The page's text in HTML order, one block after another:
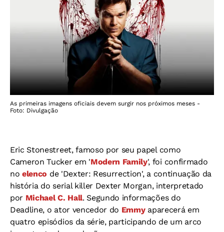
As primeiras imagens oficiais devem surgir nos próximos meses -
Foto: Divulgação
Eric Stonestreet, famoso por seu papel como
Cameron Tucker em 'Modern Family', foi confirmado
noelenco de 'Dexter: Resurrection', a continuação da
história do serial killer Dexter Morgan, interpretado
por Michael C. Hall. Segundo informações do
Deadline, o ator vencedor do Emmyaparecerá em
quatro episódios da série, participando de um arco